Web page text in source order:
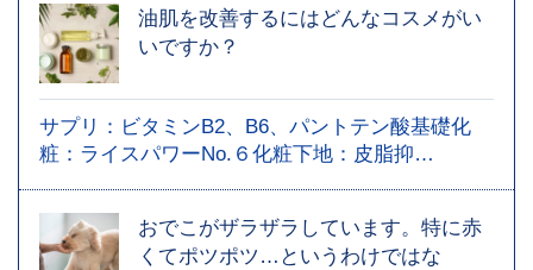
油肌を改善するにはどんなコスメがい
いですか？
サプリ：ビタミンB2、B6、パントテン酸基礎化
粧：ライスパワーNo.６化粧下地：皮脂抑…
おでこがザラザラしています。特に赤
くてポツポツ…というわけではな